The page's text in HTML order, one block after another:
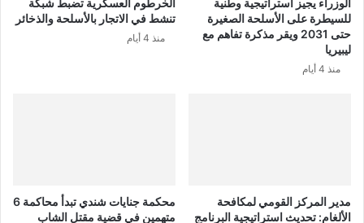
للسيطرة على الأسلحة الصغيرة
حتى 2031 ويقر مذكرة تفاهم مع
ليبيريا
منذ 4 أيام
تنشط في الاتجار بالأسلحة والذخائر
منذ 4 أيام
مدير المركز القومي لمكافحة
الألغام: تحديث استراتيجية البرنامج
محكمة جنايات شندي تبدأ محاكمة 6
متهمين في قضية مقتل الشاب